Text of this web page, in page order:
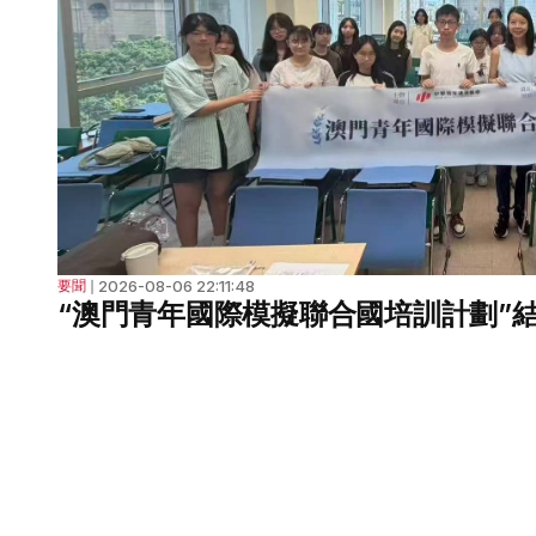
要聞 ❘ 2026-08-06 22:11:48
“澳門青年國際模擬聯合國培訓計劃”